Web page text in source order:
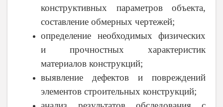
конструктивных параметров объекта,
составление обмерных чертежей;
определение необходимых физических
и прочностных характеристик
материалов конструкций;
выявление дефектов и повреждений
элементов строительных конструкций;